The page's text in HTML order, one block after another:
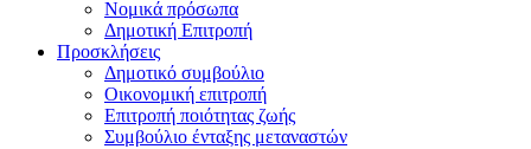
Νομικά πρόσωπα
Δημοτική Επιτροπή
Προσκλήσεις
Δημοτικό συμβούλιο
Οικονομική επιτροπή
Επιτροπή ποιότητας ζωής
Συμβούλιο ένταξης μεταναστών